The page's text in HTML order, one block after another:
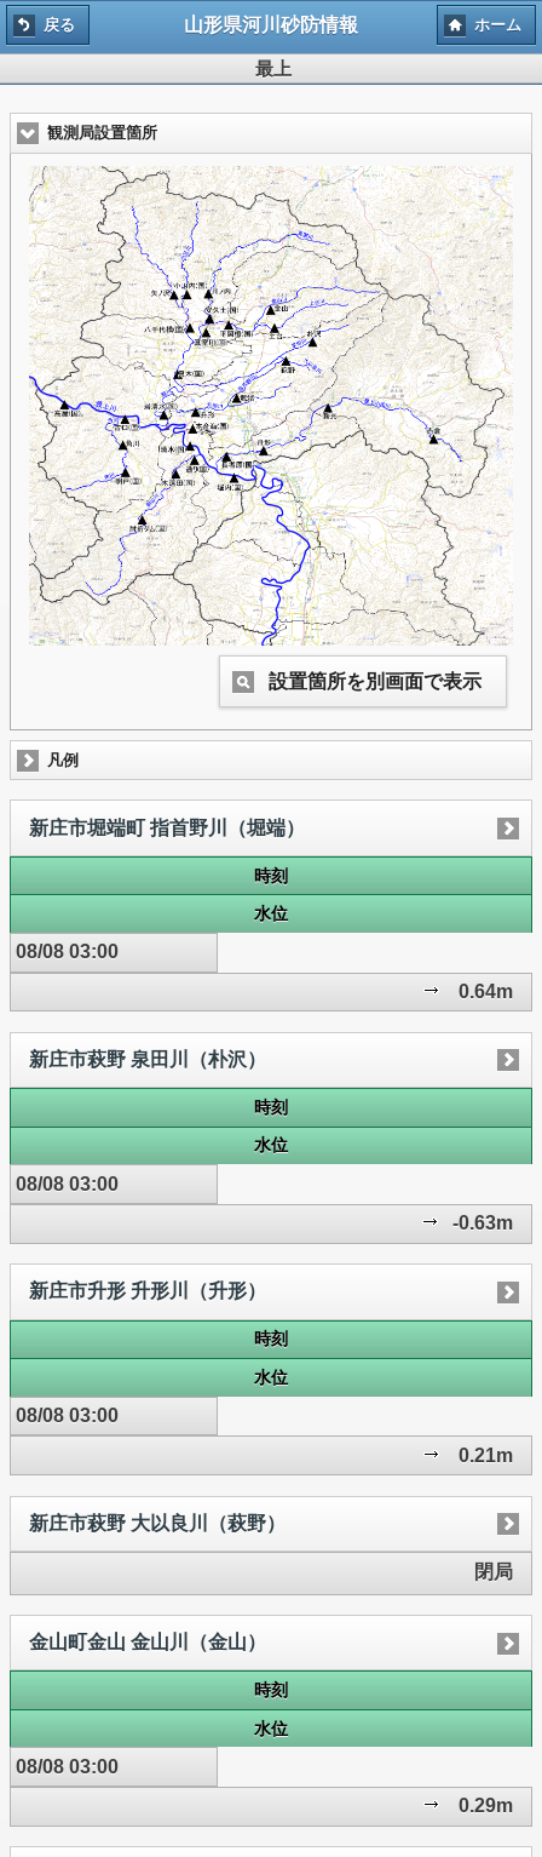
戻る 山形県河川砂防情報 ホーム
最上
観測局設置箇所
設置箇所を別画面で表示
凡例
新庄市堀端町 指首野川（堀端）
時刻
水位
08/08 03:00
0.64m
新庄市萩野 泉田川（朴沢）
時刻
水位
08/08 03:00
-0.63m
新庄市升形 升形川（升形）
時刻
水位
08/08 03:00
0.21m
新庄市萩野 大以良川（萩野）
閉局
金山町金山 金山川（金山）
時刻
水位
08/08 03:00
0.29m